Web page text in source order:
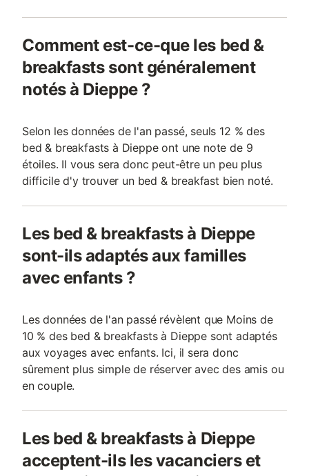
Comment est-ce-que les bed &
breakfasts sont généralement
notés à Dieppe ?
Selon les données de l'an passé, seuls 12 % des
bed & breakfasts à Dieppe ont une note de 9
étoiles. Il vous sera donc peut-être un peu plus
difficile d'y trouver un bed & breakfast bien noté.
Les bed & breakfasts à Dieppe
sont-ils adaptés aux familles
avec enfants ?
Les données de l'an passé révèlent que Moins de
10 % des bed & breakfasts à Dieppe sont adaptés
aux voyages avec enfants. Ici, il sera donc
sûrement plus simple de réserver avec des amis ou
en couple.
Les bed & breakfasts à Dieppe
acceptent-ils les vacanciers et